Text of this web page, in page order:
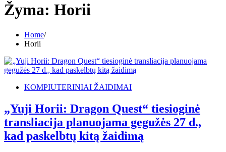
Žyma: Horii
Home
Horii
KOMPIUTERINIAI ŽAIDIMAI
„Yuji Horii: Dragon Quest“ tiesioginė
transliacija planuojama gegužės 27 d.,
kad paskelbtų kitą žaidimą